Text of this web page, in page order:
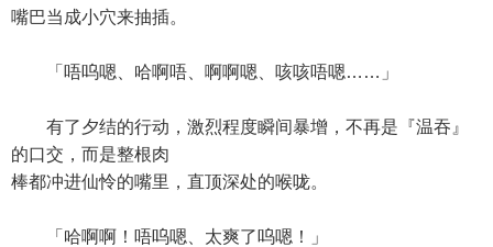
嘴巴当成小穴来抽插。
「唔呜嗯、哈啊唔、啊啊嗯、咳咳唔嗯……」
有了夕结的行动，激烈程度瞬间暴增，不再是『温吞』
的口交，而是整根肉
棒都冲进仙怜的嘴里，直顶深处的喉咙。
「哈啊啊！唔呜嗯、太爽了呜嗯！」